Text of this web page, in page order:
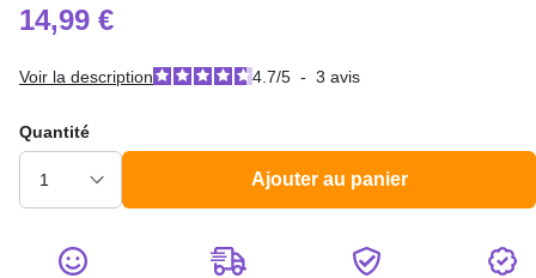
14,99 €
Voir la description 4.7/5 - 3 avis
Quantité
Ajouter au panier